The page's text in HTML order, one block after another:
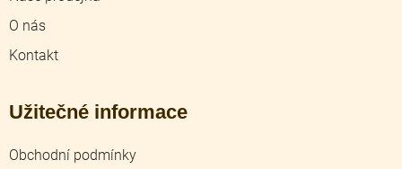
O nás
Kontakt
Užitečné informace
Obchodní podmínky